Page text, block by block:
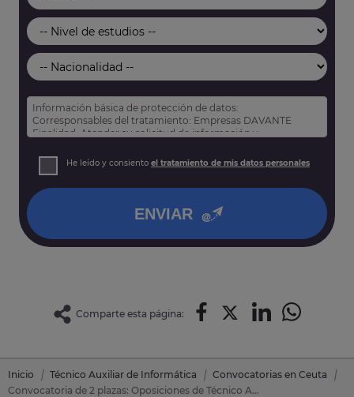
Información básica de protección de datos:
Corresponsables del tratamiento: Empresas DAVANTE
Finalidad: Atender su solicitud de información y
Derechos: Puede acceder, rectificar y suprimir sus datos,
así como otros derechos tal y como se explica en nuestra
He leído y consiento el tratamiento de mis datos personales
ENVIAR
Comparte esta página:
Inicio Técnico Auxiliar de Informática
Convocatorias en Ceuta
Convocatoria de 2 plazas: Oposiciones de Técnico Auxiliar de Informática en Ceuta (Ceuta)